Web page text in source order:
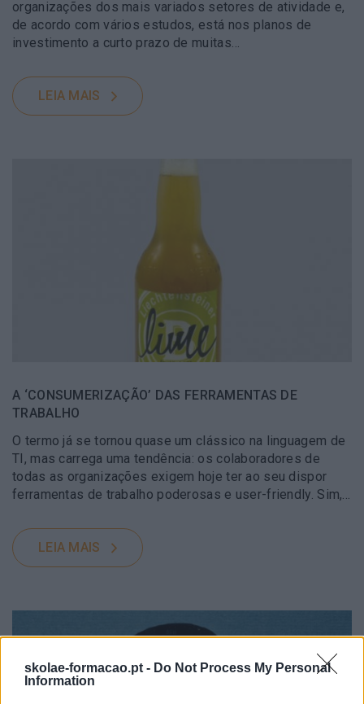
skolae-formacao.pt - Do Not Process My Personal
Information
organizações dos mais variados setores de atividade e,
de acordo com vários estudos, está nos planos de
investimento a curto prazo de muitas…
LEIA MAIS
A ‘CONSUMERIZAÇÃO’ DAS FERRAMENTAS DE
TRABALHO
O termo já se tornou quase um clássico na linguagem de
TI, mas carrega uma tendência: os colaboradores de
todas as organizações exigem hoje ter ao seu dispor
ferramentas de trabalho poderosas e user-friendly. Sim,…
LEIA MAIS